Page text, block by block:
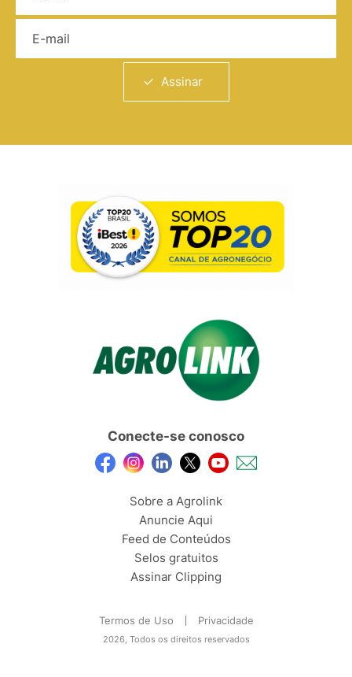
Assinar
Conecte-se conosco
Sobre a Agrolink
Anuncie Aqui
Feed de Conteúdos
Selos gratuitos
Assinar Clipping
Termos de Uso Privacidade
2026, Todos os direitos reservados